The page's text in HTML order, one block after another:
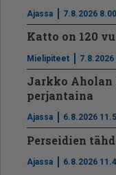
Ajassa 7.8.2026 8.00
Katto on 120
Mielipiteet 7.8.2026
Jarkko Aholan
perjantaina
Ajassa 6.8.2026
Perseidien
Ajassa 6.8.2026